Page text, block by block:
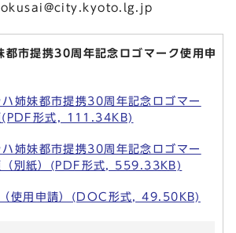
都市提携30周年記念ロゴマーク使用申
姉妹都市提携30周年記念ロゴマー
(PDF形式, 111.34KB)
姉妹都市提携30周年記念ロゴマー
（別紙）(PDF形式, 559.33KB)
使用申請）(DOC形式, 49.50KB)